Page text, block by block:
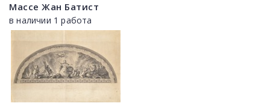
Массе Жан Батист
в наличии 1 работа